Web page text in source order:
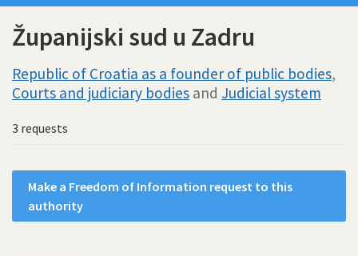
Županijski sud u Zadru
Republic of Croatia as a founder of public bodies,
Courts and judiciary bodies and Judicial system
3 requests
Make a Freedom of Information request to this
authority